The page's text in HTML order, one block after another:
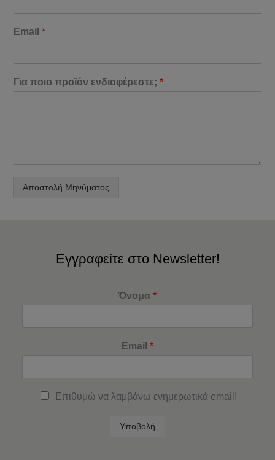
Email*
Για ποιο προϊόν ενδιαφέρεστε;*
Αποστολή Μηνύματος
Εγγραφείτε στο Newsletter!
Όνομα *
Email *
Επιθυμώ να λαμβάνω ενημερωτικά email!
Υποβολή